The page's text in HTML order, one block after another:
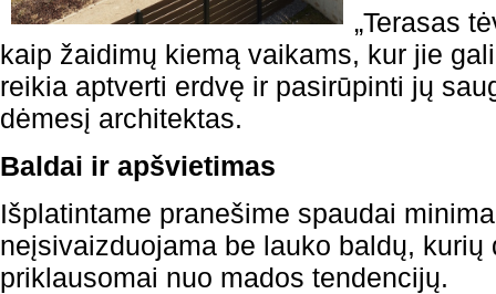
„Terasas
kaip žaidimų kiemą vaikams, kur jie
reikia aptverti erdvę ir pasirūpinti jų
dėmesį architektas.
Baldai ir apšvietimas
Išplatintame pranešime spaudai
neįsivaizduojama be lauko baldų, kurių
priklausomai nuo mados tendencijų.